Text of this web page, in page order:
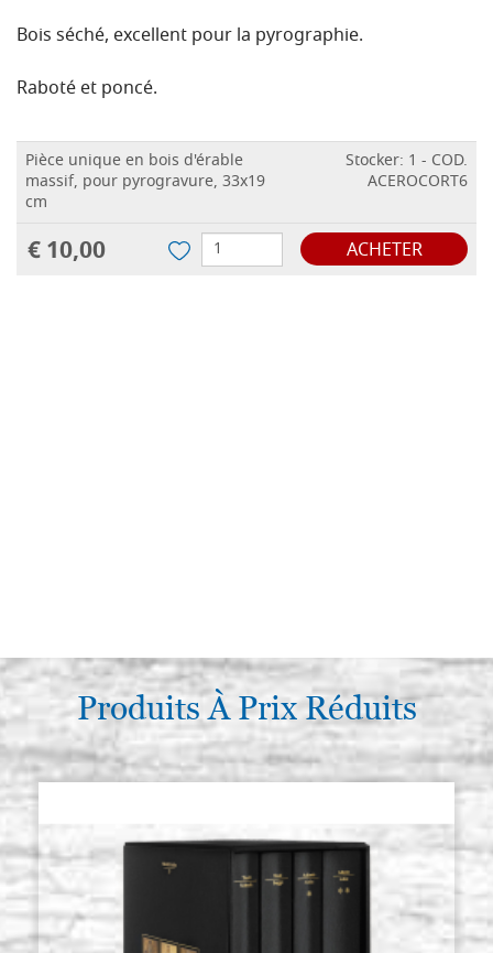
Bois séché, excellent pour la pyrographie.
Raboté et poncé.
Pièce unique en bois d'érable
massif, pour pyrogravure, 33x19
cm
Stocker: 1 - COD.
ACEROCORT6
€ 10,00 ACHETER
Produits À Prix Réduits